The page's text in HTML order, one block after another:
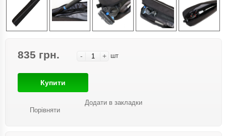
835 грн. - + шт
Купити
Порівняти
Додати в закладки